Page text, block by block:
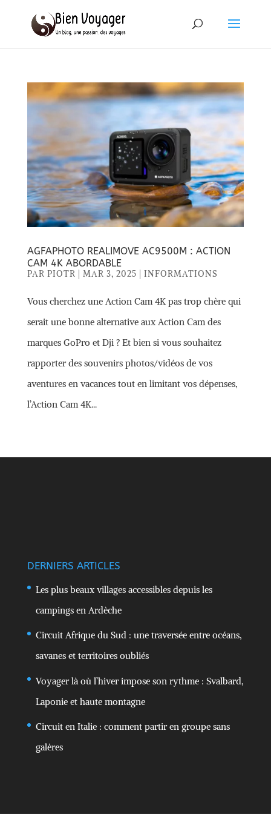
AGFAPHOTO REALIMOVE AC9500M : ACTION
CAM 4K ABORDABLE
PAR PIOTR MAR 3, 2025 INFORMATIONS
Vous cherchez une Action Cam 4K pas trop chère qui
serait une bonne alternative aux Action Cam des
marques GoPro et Dji ? Et bien si vous souhaitez
rapporter des souvenirs photos/vidéos de vos
aventures en vacances tout en limitant vos dépenses,
l’Action Cam 4K...
DERNIERS ARTICLES
Les plus beaux villages accessibles depuis les
campings en Ardèche
Circuit Afrique du Sud : une traversée entre océans,
savanes et territoires oubliés
Voyager là où l’hiver impose son rythme : Svalbard,
Laponie et haute montagne
Circuit en Italie : comment partir en groupe sans
galères